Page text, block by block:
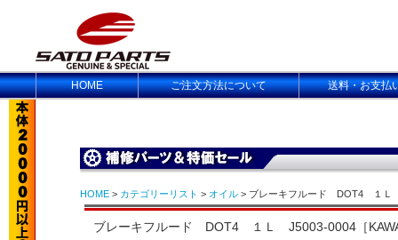
HOME ご注文方法について 送料・お支払
HOME > カテゴリーリスト > オイル > ブレーキフルード DOT4 １Ｌ
ブレーキフルード DOT4 １Ｌ J5003-0004［